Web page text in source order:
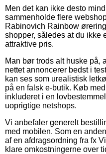
Men det kan ikke desto
sammenholde flere
Rabinovich Rainbow
shopper, således at du ikke
attraktive pris.
Man bør trods alt huske på,
nettet annoncerer bedst i
kan ses som urealistisk
på en falsk e-butik. Køb
inkluderet i en
uoprigtige netshops.
Vi anbefaler generelt
med mobilen. Som en
af en afdragsordning fra fx
klare omkostningerne over